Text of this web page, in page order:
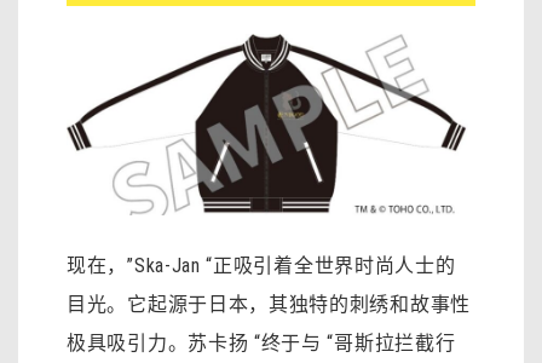
现在，”Ska-Jan “正吸引着全世界时尚人士的
目光。它起源于日本，其独特的刺绣和故事性
极具吸引力。苏卡扬 “终于与 “哥斯拉拦截行